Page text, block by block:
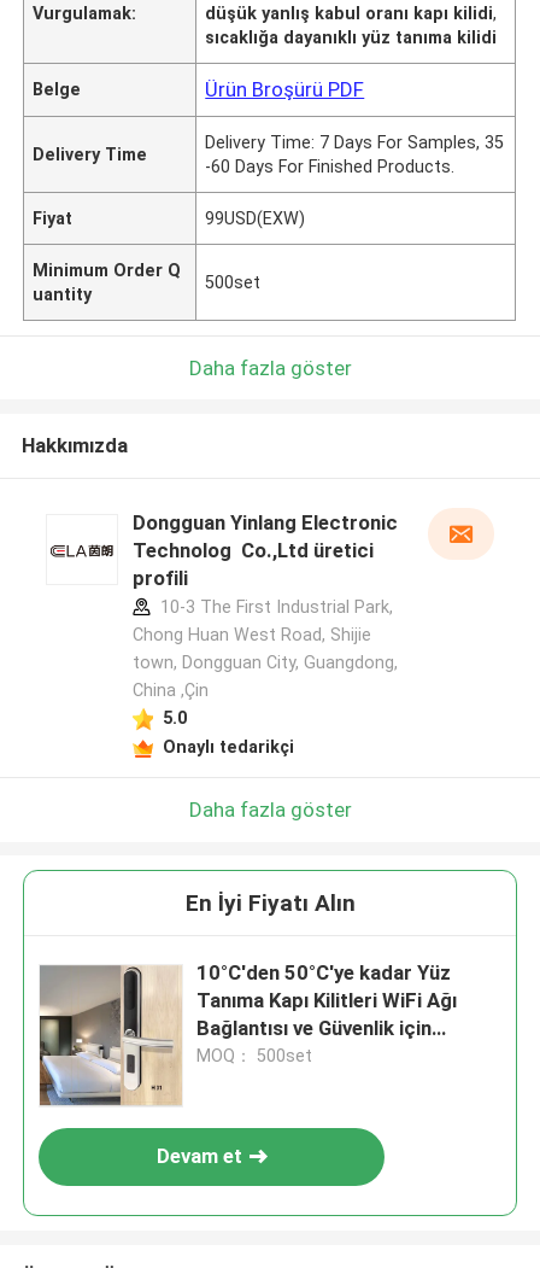
Vurgulamak:
düşük yanlış kabul oranı kapı kilidi,
sıcaklığa dayanıklı yüz tanıma kilidi
Belge Ürün Broşürü PDF
Delivery Time
Delivery Time: 7 Days For Samples, 35
-60 Days For Finished Products.
Fiyat 99USD(EXW)
Minimum Order Q
uantity
500set
Daha fazla göster
Hakkımızda
Dongguan Yinlang Electronic
Technolog Co.,Ltd üretici
profili
10-3 The First Industrial Park,
Chong Huan West Road, Shijie
town, Dongguan City, Guangdong,
China ,Çin
5.0
Onaylı tedarikçi
Daha fazla göster
En İyi Fiyatı Alın
10°C'den 50°C'ye kadar Yüz
Tanıma Kapı Kilitleri WiFi Ağı
Bağlantısı ve Güvenlik için
%0.1'in Altındaki Yanlış Kabul Hızı
MOQ： 500set
Devam et